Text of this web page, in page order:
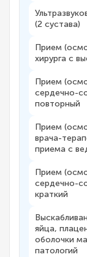
(2 сустава)
Прием
хирурга с
Прием
сердечно-
повторный
Прием
врача-
приема с
Прием
сердечно-
краткий
яйца,
оболочки
патологий